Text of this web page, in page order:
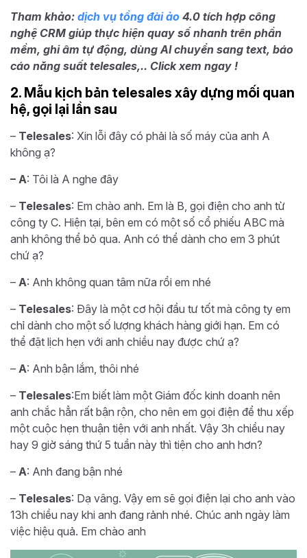
Tham khảo: dịch vụ tổng đài ảo 4.0 tích hợp công
nghệ CRM giúp thực hiện quay số nhanh trên phần
mềm, ghi âm tự động, dùng AI chuyển sang text, báo
cáo năng suất telesales,.. Click xem ngay !
2. Mẫu kịch bản telesales xây dựng mối quan
hệ, gọi lại lần sau
– Telesales: Xin lỗi đây có phải là số máy của anh A
không ạ?
– A: Tôi là A nghe đây
– Telesales: Em chào anh. Em là B, gọi điện cho anh từ
công ty C. Hiện tại, bên em có một số cổ phiếu ABC mà
anh không thể bỏ qua. Anh có thể dành cho em 3 phút
chứ ạ?
– A: Anh không quan tâm nữa rồi em nhé
– Telesales: Đây là một cơ hội đầu tư tốt mà công ty em
chỉ dành cho một số lượng khách hàng giới hạn. Em có
thể đặt lịch hẹn với anh chiều nay được chứ ạ?
– A: Anh bận lắm, thôi nhé
– Telesales:Em biết làm một Giám đốc kinh doanh nên
anh chắc hẳn rất bận rộn, cho nên em gọi điện để thu xếp
một cuộc hẹn thuận tiện với anh nhất. Vậy 3h chiều nay
hay 9 giờ sáng thứ 5 tuần này thì tiện cho anh hơn?
– A: Anh đang bận nhé
– Telesales: Dạ vâng. Vậy em sẽ gọi điện lại cho anh vào
13h chiều nay khi anh đang rảnh nhé. Chúc anh ngày làm
việc hiệu quả. Em chào anh